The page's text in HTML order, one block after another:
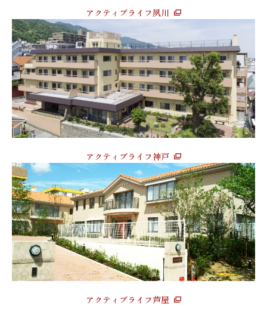
アクティブライフ夙川
アクティブライフ神戸
アクティブライフ芦屋